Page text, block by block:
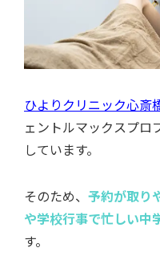
予約が取
や学校行事で忙しい
す。
(キャンペーン価格）